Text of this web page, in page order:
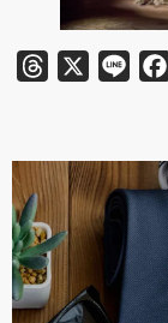
Threads Line